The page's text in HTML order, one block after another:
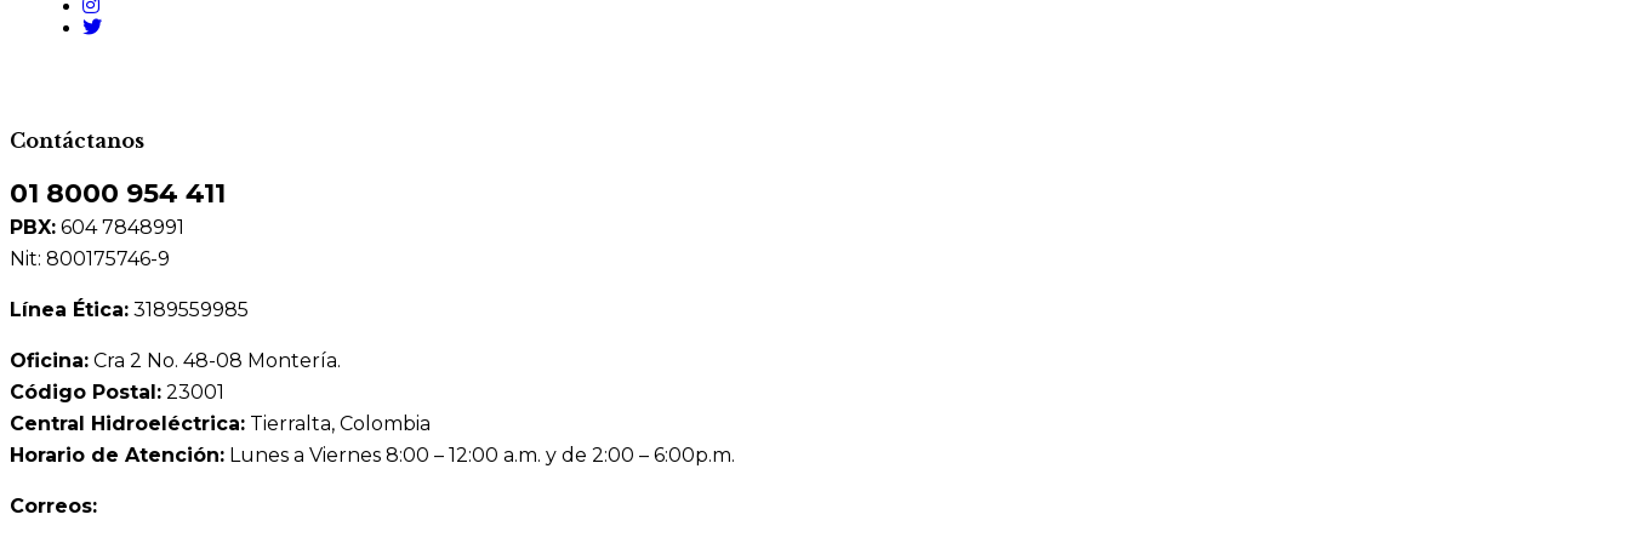
Contáctanos
01 8000 954 411
PBX: 604 7848991
Nit: 800175746-9
Línea Ética: 3189559985
Oficina: Cra 2 No. 48-08 Montería.
Código Postal: 23001
Central Hidroeléctrica: Tierralta, Colombia
Horario de Atención: Lunes a Viernes 8:00 – 12:00 a.m. y de 2:00 – 6:00p.m.
Correos: